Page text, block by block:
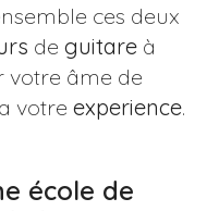
ces deux
de guitareà
votre âme de
votre experience.
école de